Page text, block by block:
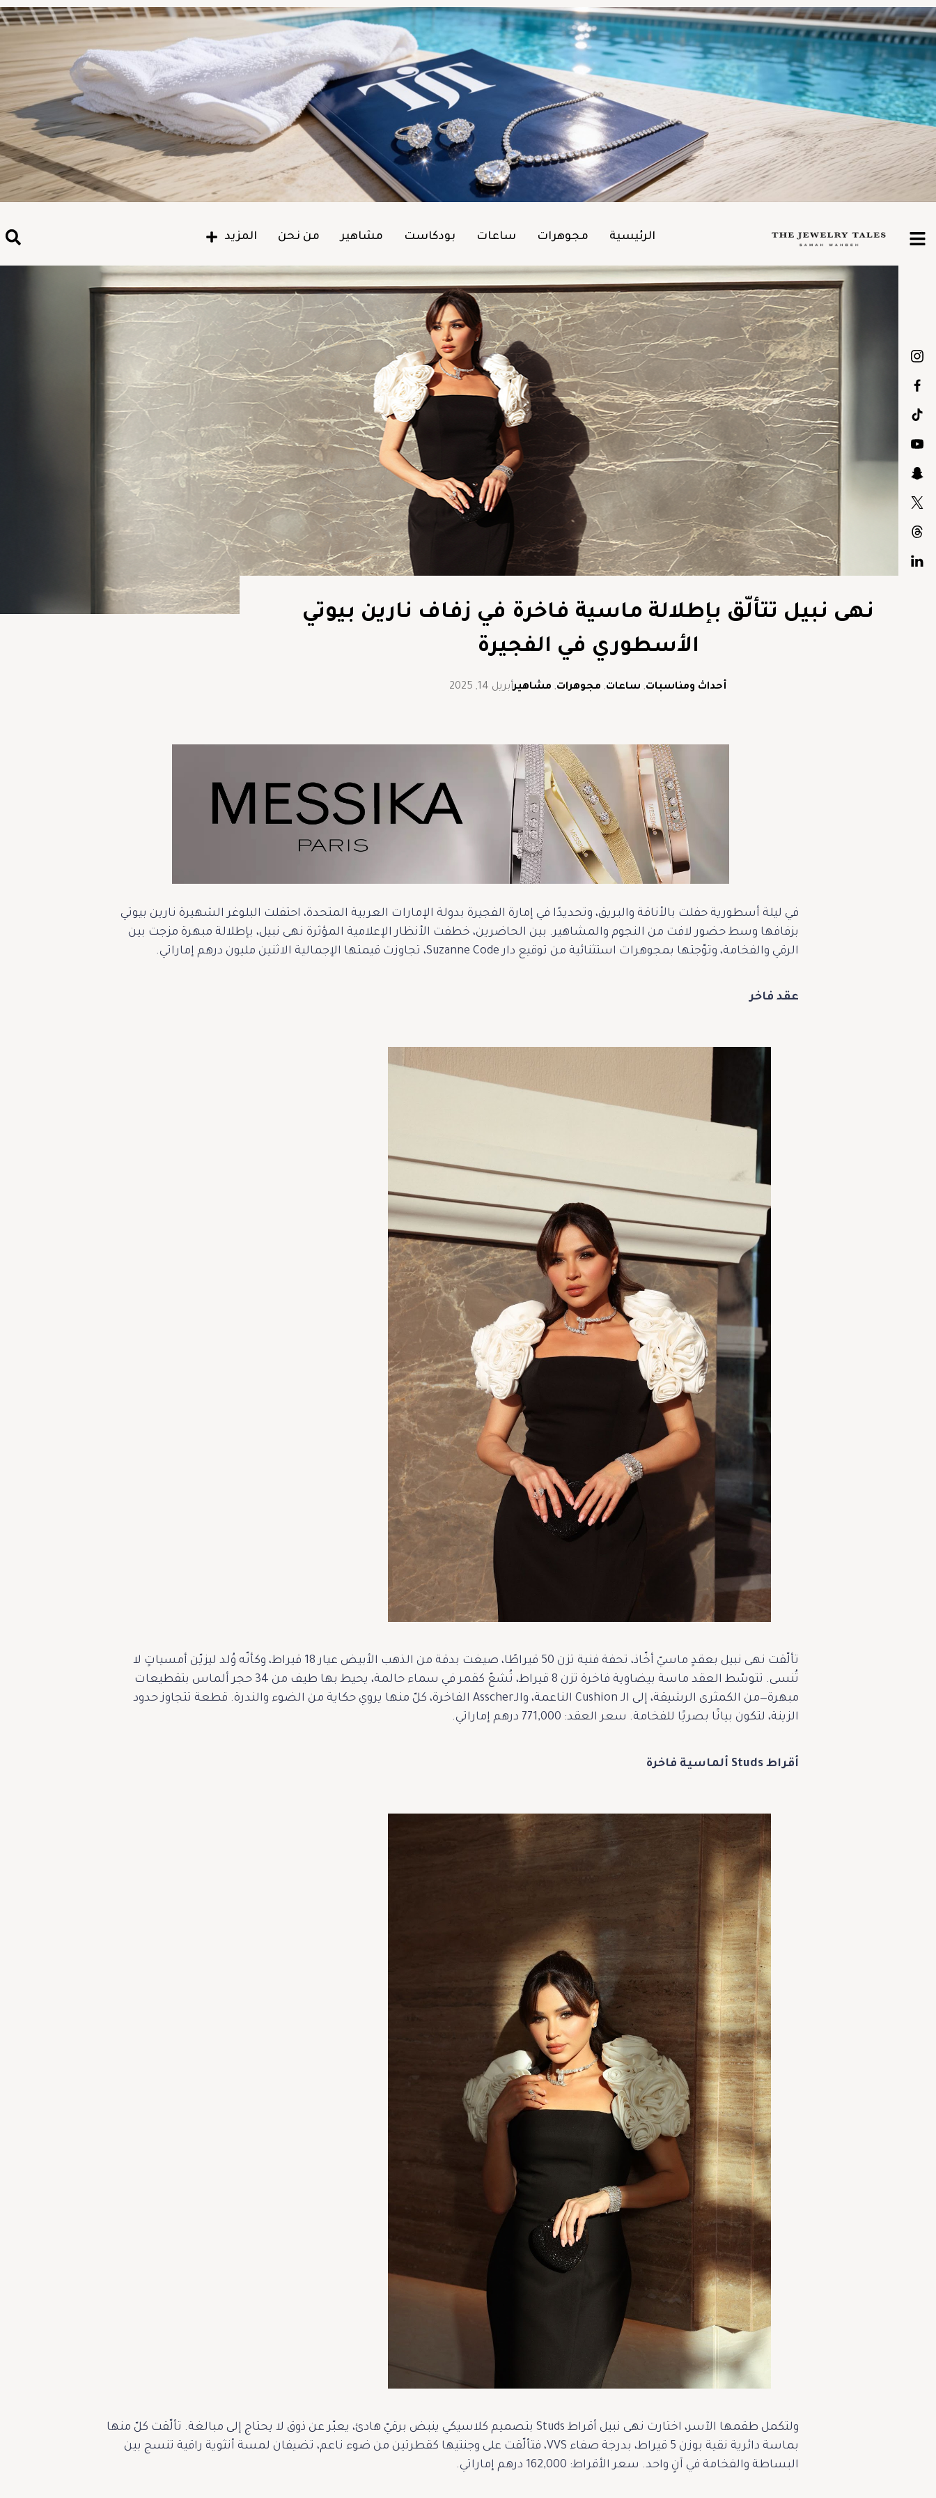
الرئيسية مجوهرات ساعات بودكاست مشاهير من نحن المزيد
نهى نبيل تتألّق بإطلالة ماسية فاخرة في زفاف نارين بيوتي
الأسطوري في الفجيرة
أحداث ومناسبات, ساعات, مجوهرات, مشاهيرأبريل 14, 2025
في ليلة أسطورية حفلت بالأناقة والبريق، وتحديدًا في إمارة الفجيرة بدولة الإمارات العربية المتحدة، احتفلت البلوغر الشهيرة نارين بيوتي
بزفافها وسط حضور لافت من النجوم والمشاهير. بين الحاضرين، خطفت الأنظار الإعلامية المؤثرة نهى نبيل، بإطلالة مبهرة مزجت بين
الرقي والفخامة، وتوّجتها بمجوهرات استثنائية من توقيع دار Suzanne Code، تجاوزت قيمتها الإجمالية الاثنين مليون درهم إماراتي.
عقد فاخر
تألّقت نهى نبيل بعقدٍ ماسيّ أخّاذ، تحفة فنية تزن 50 قيراطًا، صيغت بدقة من الذهب الأبيض عيار 18 قيراط، وكأنّه وُلد ليزيّن أمسياتٍ لا
تُنسى. تتوسّط العقد ماسة بيضاوية فاخرة تزن 8 قيراط، تُشعّ كقمر في سماء حالمة، يحيط بها طيف من 34 حجر ألماس بتقطيعات
مبهرة—من الكمثرى الرشيقة، إلى الـ Cushion الناعمة، والـAsscher الفاخرة، كلّ منها يروي حكاية من الضوء والندرة. قطعة تتجاوز حدود
الزينة، لتكون بيانًا بصريًا للفخامة. سعر العقد: 771,000 درهم إماراتي.
أقراط Studs ألماسية فاخرة
ولتكمل طقمها الآسر، اختارت نهى نبيل أقراط Studs بتصميم كلاسيكي ينبض برقيّ هادئ، يعبّر عن ذوق لا يحتاج إلى مبالغة. تألّقت كلّ منها
بماسة دائرية نقية بوزن 5 قيراط، بدرجة صفاء VVS، فتألّقت على وجنتيها كقطرتين من ضوء ناعم، تضيفان لمسة أنثوية راقية تنسج بين
البساطة والفخامة في آنٍ واحد. سعر الأقراط: 162,000 درهم إماراتي.